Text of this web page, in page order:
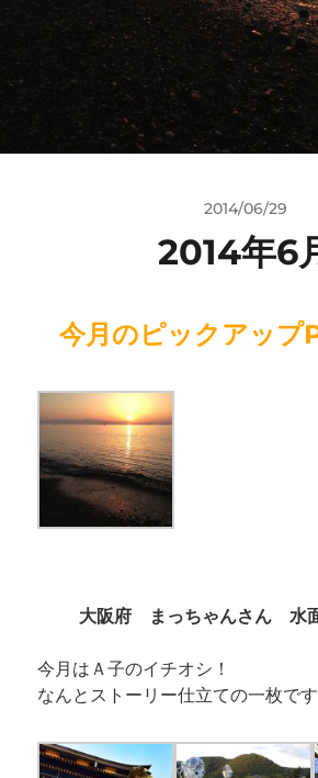
2014/06/29
2014年6
今月のピックアップ
大阪府 まっちゃんさん 水
今月はＡ子のイチオシ！
なんとストーリー仕立ての一枚です